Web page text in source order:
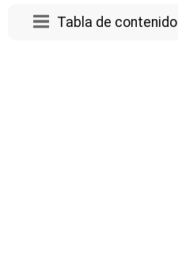
Tabla de contenido